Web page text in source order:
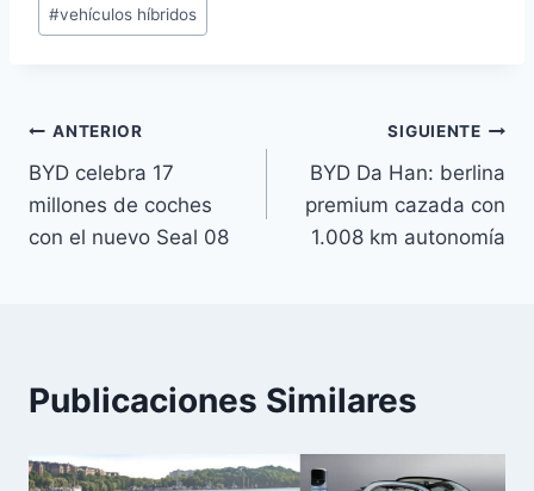
#vehículos híbridos
Navegación
de
entradas
ANTERIOR
BYD celebra 17
millones de coches
con el nuevo Seal 08
SIGUIENTE
BYD Da Han: berlina
premium cazada con
1.008 km autonomía
Publicaciones Similares